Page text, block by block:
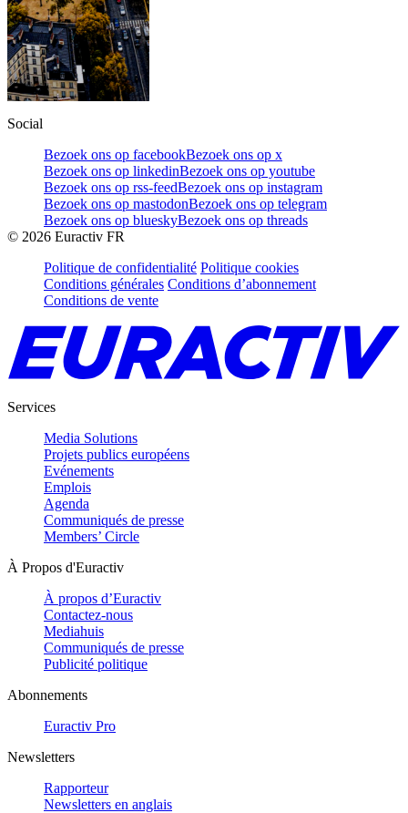
Social
Bezoek ons op facebookBezoek ons op x
Bezoek ons op linkedinBezoek ons op youtube
Bezoek ons op rss-feedBezoek ons op instagram
Bezoek ons op mastodonBezoek ons op telegram
Bezoek ons op blueskyBezoek ons op threads
© 2026 Euractiv FR
Politique de confidentialité Politique cookies
Conditions générales Conditions d’abonnement
Conditions de vente
Services
Media Solutions
Projets publics européens
Evénements
Emplois
Agenda
Communiqués de presse
Members’ Circle
À Propos d'Euractiv
À propos d’Euractiv
Contactez-nous
Mediahuis
Communiqués de presse
Publicité politique
Abonnements
Euractiv Pro
Newsletters
Rapporteur
Newsletters en anglais